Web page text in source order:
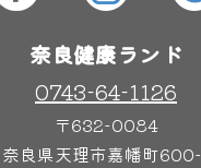
奈良健康ランド
0743-64-1126
〒632-0084
奈良県天理市嘉幡町